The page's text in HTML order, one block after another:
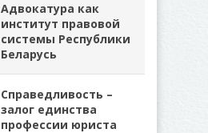
Адвокатура как
институт правовой
системы Республики
Беларусь
Справедливость –
залог единства
профессии юриста